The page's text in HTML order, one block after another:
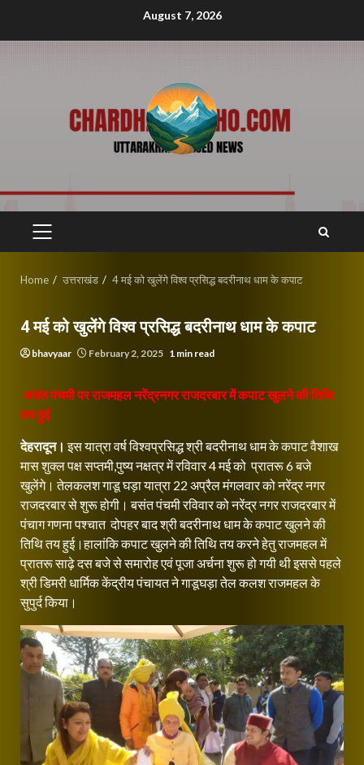
August 7, 2026
PRIMARY
Home उत्तराखंड 4 मई को खुलेंगे विश्व प्रसिद्ध बदरीनाथ धाम के कपाट
4 मई को खुलेंगे विश्व प्रसिद्ध बदरीनाथ धाम के कपाट
bhavyaar February 2, 2025 1 min read
-बसंत पंचमी पर राजमहल नरेंद्रनगर राजदरबार में कपाट खुलने की तिथि
तय हुई
देहरादून। इस यात्रा वर्ष विश्वप्रसिद्ध श्री बदरीनाथ धाम के कपाट वैशाख
मास शुक्ल पक्ष सप्तमी,पुष्य नक्षत्र में रविवार 4 मई को प्रातरू 6 बजे
खुलेंगे। तेलकलश गाडू घड़ा यात्रा 22 अप्रैल मंगलवार को नरेंद्र नगर
राजदरबार से शुरू होगी। बसंत पंचमी रविवार को नरेंद्र नगर राजदरबार में
पंचाग गणना पश्चात दोपहर बाद श्री बदरीनाथ धाम के कपाट खुलने की
तिथि तय हुई।हालांकि कपाट खुलने की तिथि तय करने हेतु राजमहल में
प्रातरू साढ़े दस बजे से समारोह एवं पूजा अर्चना शुरू हो गयी थी इससे पहले
श्री डिमरी धार्मिक केंद्रीय पंचायत ने गाडूघड़ा तेल कलश राजमहल के
सुपुर्द किया।